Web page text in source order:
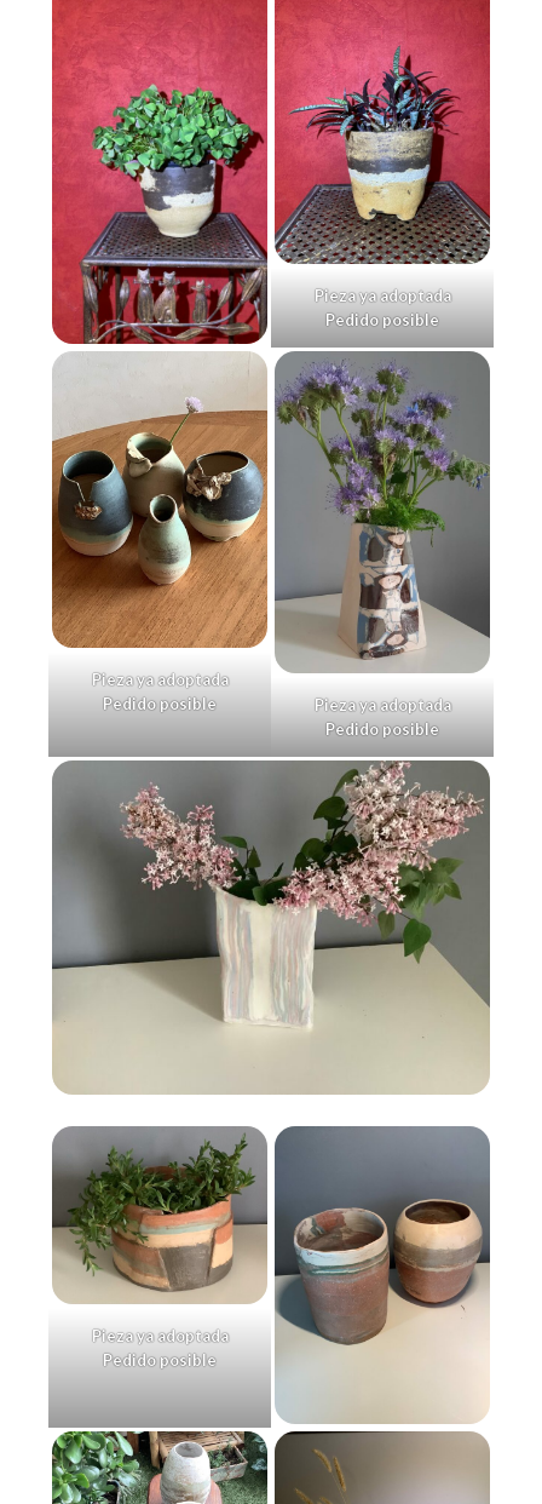
Pieza ya adoptada
Pedido posible
Pieza ya adoptada
Pedido posible
Pieza ya adoptada
Pedido posible
Pieza ya adoptada
Pedido posible